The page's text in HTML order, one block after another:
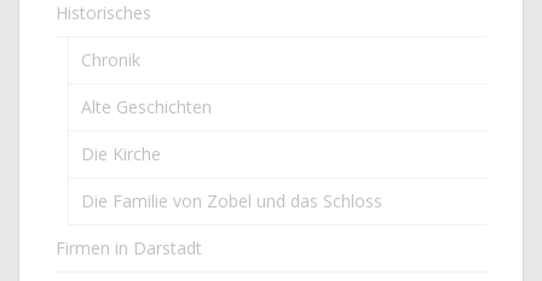
Historisches
Chronik
Alte Geschichten
Die Kirche
Die Familie von Zobel und das Schloss
Firmen in Darstadt